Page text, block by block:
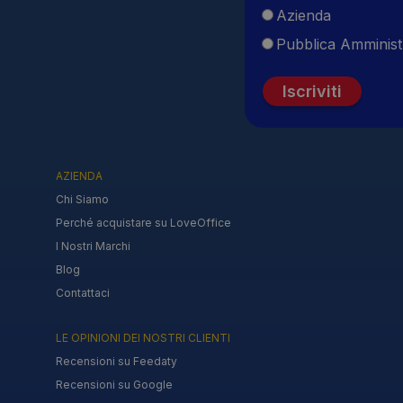
Azienda
Pubblica
Iscriviti
AZIENDA
Chi Siamo
Perché acquistare su LoveOffice
I Nostri Marchi
Blog
Contattaci
LE OPINIONI DEI NOSTRI CLIENTI
Recensioni su Feedaty
Recensioni su Google